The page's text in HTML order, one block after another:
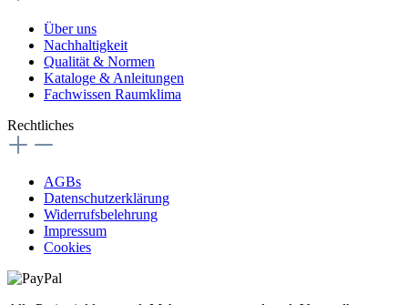
Über uns
Nachhaltigkeit
Qualität & Normen
Kataloge & Anleitungen
Fachwissen Raumklima
Rechtliches
AGBs
Datenschutzerklärung
Widerrufsbelehrung
Impressum
Cookies